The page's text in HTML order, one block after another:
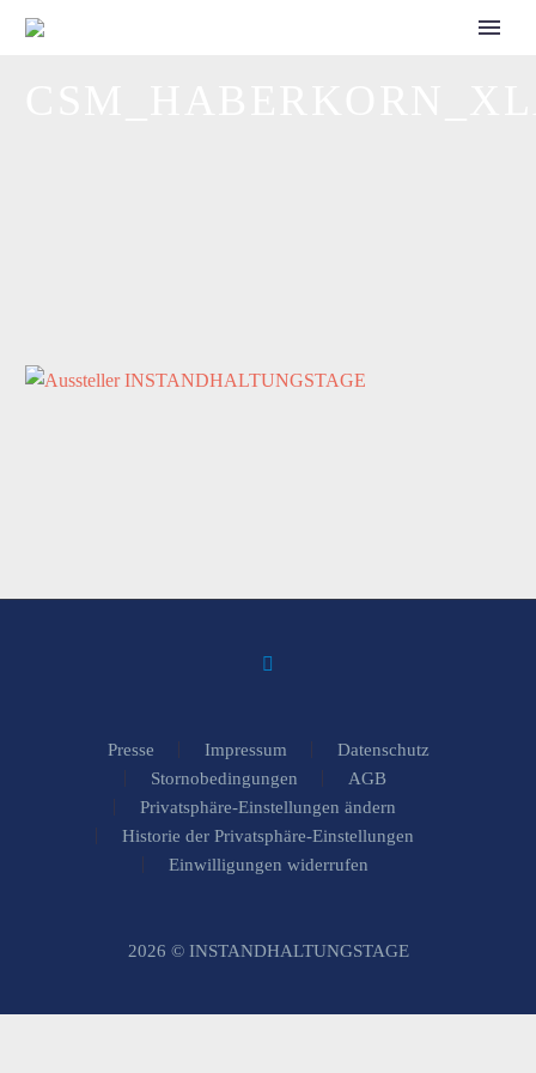
Presse Impressum
Datenschutz
Stornobedingungen
AGB
Privatsphäre-Einstellungen ändern
Historie der Privatsphäre-Einstellungen
Einwilligungen widerrufen
2026 © INSTANDHALTUNGSTAGE